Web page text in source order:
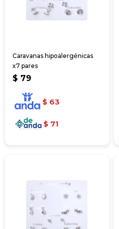
Caravanas hipoalergénicas
x7 pares
$ 79
$ 63
$ 71